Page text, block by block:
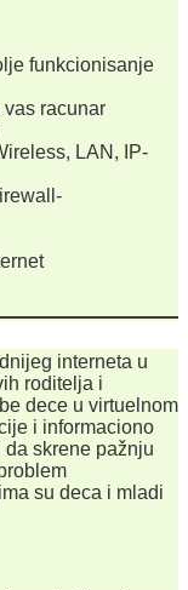
funkcionisanje
racunar
LAN, IP-
interneta u
roditelja i
dece u virtuelnom
i informaciono
skrene pažnju
su deca i mladi